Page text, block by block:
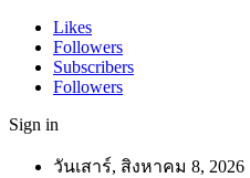
Likes
Followers
Subscribers
Followers
Sign in
วันเสาร์, สิงหาคม 8, 2026